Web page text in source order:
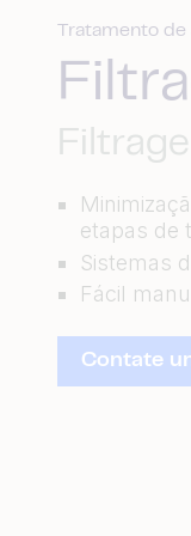
Tratamento de
etapas de
Sistemas
Fácil
Contate